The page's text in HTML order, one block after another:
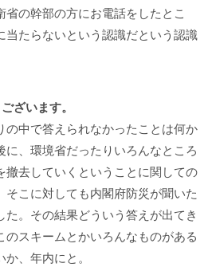
の幹部の方にお電話をしたとこ
当たらないという認識だという認識
ざいます。
の中で答えられなかったことは何か
に、環境省だったりいろんなところ
撤去していくということに関しての
そこに対しても内閣府防災が聞いた
た。その結果どういう答えが出てき
のスキームとかいろんなものがある
、年内にと。